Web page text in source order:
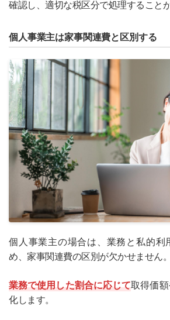
確認し、適切な税区分で処理すること
個人事業主は家事関連費と区別する
個人事業主の場合は、業務と私的利
め、家事関連費の区別が欠かせません。
業務で使用した割合に応じて取得価
化します。